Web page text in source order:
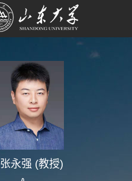
张永强 (教授)